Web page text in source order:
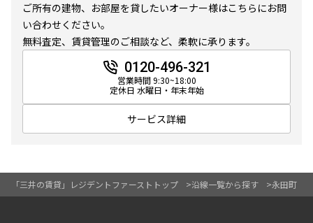
「三井の賃貸」レジデントファーストトップ 沿線一覧から探す 永田町
ご所有の建物、お部屋を貸したいオーナー様はこちらにお問
い合わせください。
無料査定、賃貸管理のご相談など、柔軟に承ります。
0120-496-321
営業時間 9:30~18:00
定休日 水曜日・年末年始
サービス詳細